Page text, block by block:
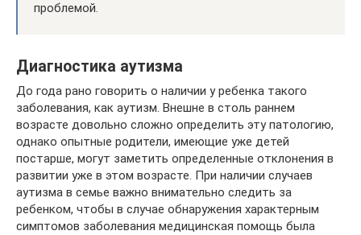
проблемой.
Диагностика аутизма
До года рано говорить о наличии у ребенка такого
заболевания, как аутизм. Внешне в столь раннем
возрасте довольно сложно определить эту патологию,
однако опытные родители, имеющие уже детей
постарше, могут заметить определенные отклонения в
развитии уже в этом возрасте. При наличии случаев
аутизма в семье важно внимательно следить за
ребенком, чтобы в случае обнаружения характерным
симптомов заболевания медицинская помощь была